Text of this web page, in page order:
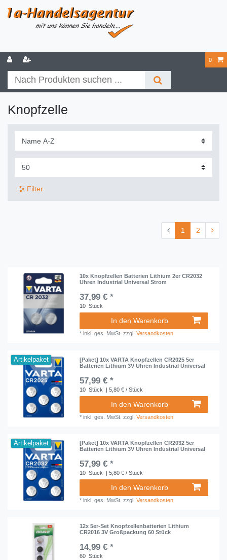
0
Knopfzelle
Filter
1 2
10x Knopfzellen Batterien Lithium 2er CR2032
Uhren Industrial Universal Strom
37,99 € *
10 Stück
In den Warenkorb
*inkl. ges. MwSt. zzgl.Versandkosten
Artikelpaket
[Paket] 10x VARTA Knopfzellen CR2025 5er
Batterien Lithium 3V Uhren Industrial Universal
57,99 € *
10 Stück | 5,80 € / Stück
In den Warenkorb
*inkl. ges. MwSt. zzgl.Versandkosten
Artikelpaket
[Paket] 10x VARTA Knopfzellen CR2032 5er
Batterien Lithium 3V Uhren Industrial Universal
57,99 € *
10 Stück | 5,80 € / Stück
In den Warenkorb
*inkl. ges. MwSt. zzgl.Versandkosten
12x 5er-Set Knopfzellenbatterien Lithium
CR2016 3V Großpackung 60 Stück
14,99 € *
60 Stück